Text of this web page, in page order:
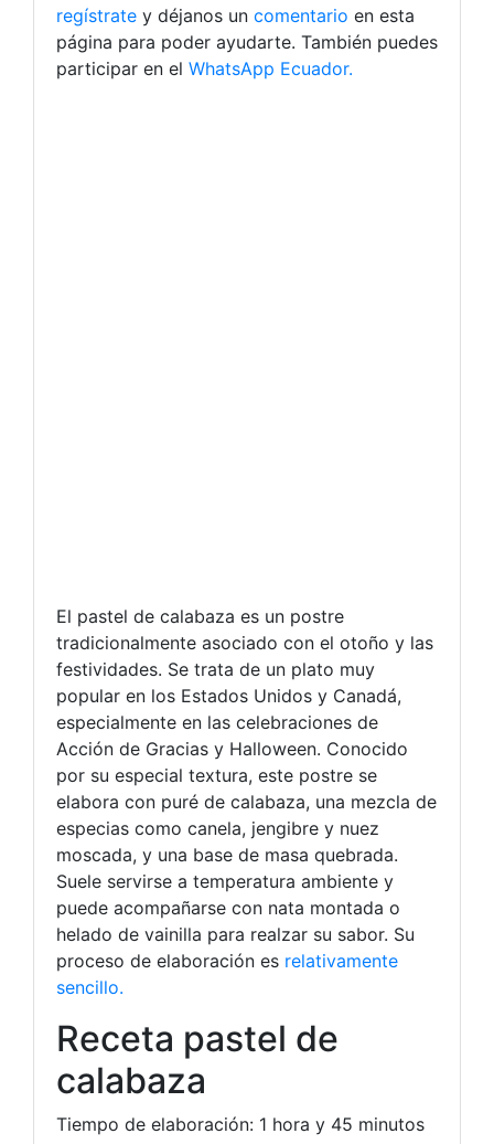
regístrate y déjanos un comentario en esta
página para poder ayudarte. También puedes
participar en el WhatsApp Ecuador.
El pastel de calabaza es un postre
tradicionalmente asociado con el otoño y las
festividades. Se trata de un plato muy
popular en los Estados Unidos y Canadá,
especialmente en las celebraciones de
Acción de Gracias y Halloween. Conocido
por su especial textura, este postre se
elabora con puré de calabaza, una mezcla de
especias como canela, jengibre y nuez
moscada, y una base de masa quebrada.
Suele servirse a temperatura ambiente y
puede acompañarse con nata montada o
helado de vainilla para realzar su sabor. Su
proceso de elaboración es relativamente
sencillo.
Receta pastel de
calabaza
Tiempo de elaboración: 1 hora y 45 minutos